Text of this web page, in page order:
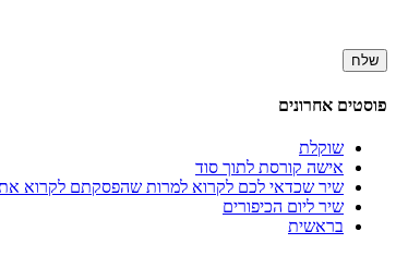
פוסטים אחרונים
שוקלת
אישה קורסת לתוך סוד
שיר שכדאי לכם לקרוא למרות שהפסקתם לקרוא את
שיר ליום הכיפורים
בראשית